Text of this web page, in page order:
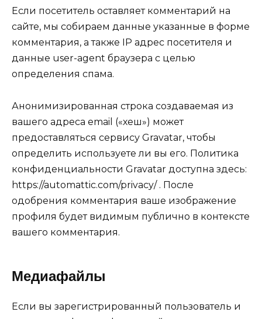
Если посетитель оставляет комментарий на
сайте, мы собираем данные указанные в форме
комментария, а также IP адрес посетителя и
данные user-agent браузера с целью
определения спама.
Анонимизированная строка создаваемая из
вашего адреса email («хеш») может
предоставляться сервису Gravatar, чтобы
определить используете ли вы его. Политика
конфиденциальности Gravatar доступна здесь:
https://automattic.com/privacy/ . После
одобрения комментария ваше изображение
профиля будет видимым публично в контексте
вашего комментария.
Медиафайлы
Если вы зарегистрированный пользователь и